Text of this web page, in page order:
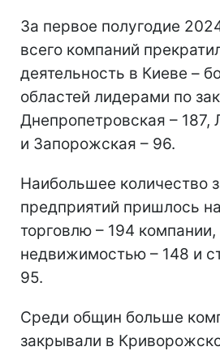
За первое полугодие
всего компаний
деятельность в Киеве –
областей лидерами по
Днепропетровская – 187,
и Запорожская – 96.
Наибольшее количество
предприятий пришлось
торговлю – 194 компании,
недвижимостью – 148 и
95.
Среди общин больше
закрывали в